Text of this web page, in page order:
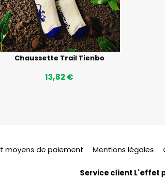
Chaussette Trail Tienbo
13,82 €
moyens de paiement Mentions légales
Service client L'effet